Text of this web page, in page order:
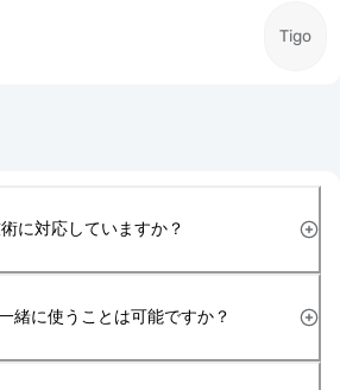
Tigo
に対応していますか？
緒に使うことは可能ですか？